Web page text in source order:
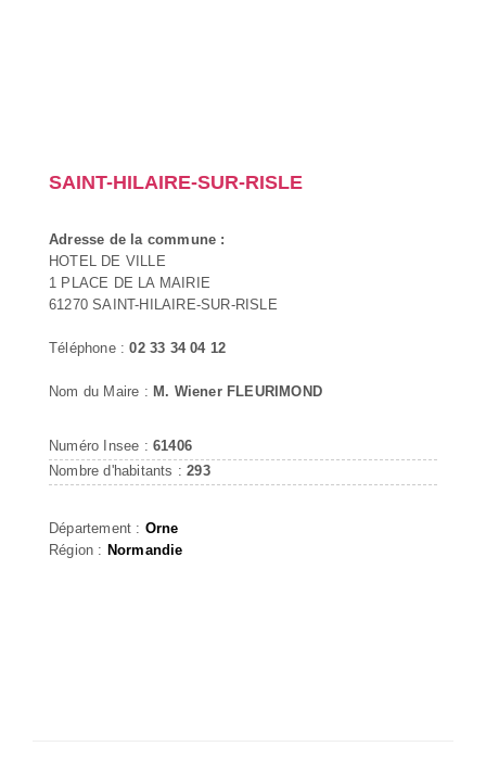
SAINT-HILAIRE-SUR-RISLE
Adresse de la commune :
HOTEL DE VILLE
1 PLACE DE LA MAIRIE
61270 SAINT-HILAIRE-SUR-RISLE
Téléphone :02 33 34 04 12
Nom du Maire : M. Wiener FLEURIMOND
Numéro Insee : 61406
Nombre d'habitants :293
Département : Orne
Région : Normandie